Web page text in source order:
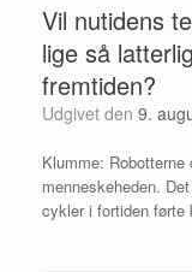
Vil nutidens
lige så
fremtiden?
Udgivet den 9.
Klumme:
menneskeheden.
cykler i fortiden